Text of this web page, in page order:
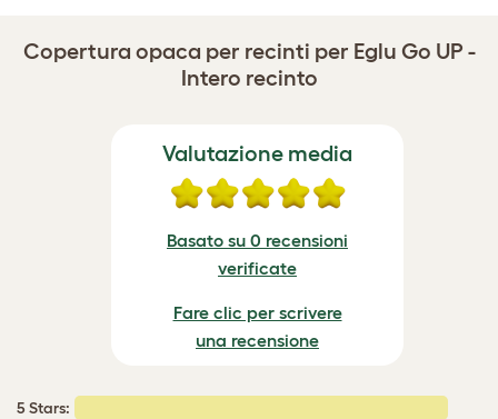
Copertura opaca per recinti per Eglu Go UP -
Intero recinto
Valutazione media
Basato su 0 recensioni
verificate
Fare clic per scrivere
una recensione
5 Stars: